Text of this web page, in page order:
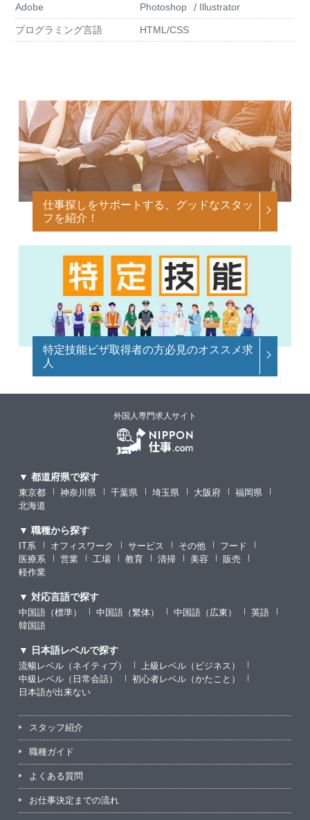
Adobe Photoshop Illustrator
プログラミング言語 HTML/CSS
仕事探しをサポートする、グッドなスタッ
フを紹介！
特定技能ビザ取得者の方必見のオススメ求
人
外国人専門求人サイト
▼ 都道府県で探す
東京都 神奈川県 千葉県 埼玉県 大阪府
福岡県
北海道
▼ 職種から探す
IT系 オフィスワーク サービス その他
フード
医療系
営業 工場 教育 清掃 美容
販売
軽作業
▼ 対応言語で探す
中国語（標準） 中国語（繁体） 中国語（広東）
英語
韓国語
▼ 日本語レベルで探す
流暢レベル（ネイティブ）
上級レベル（ビジネス）
中級レベル（日常会話）
初心者レベル（かたこと）
日本語が出来ない
スタッフ紹介
職種ガイド
よくある質問
お仕事決定までの流れ